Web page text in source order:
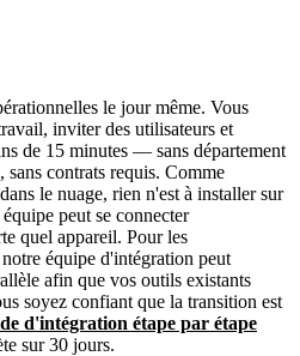
le jour même. Vous
inviter des utilisateurs et
de 15 minutes — sans département
contrats requis. Comme
le nuage, rien n'est à installer sur
peut se connecter
quel appareil. Pour les
équipe d'intégration peut
afin que vos outils existants
soyez confiant que la transition est
d'intégration étape par étape
sur 30 jours.